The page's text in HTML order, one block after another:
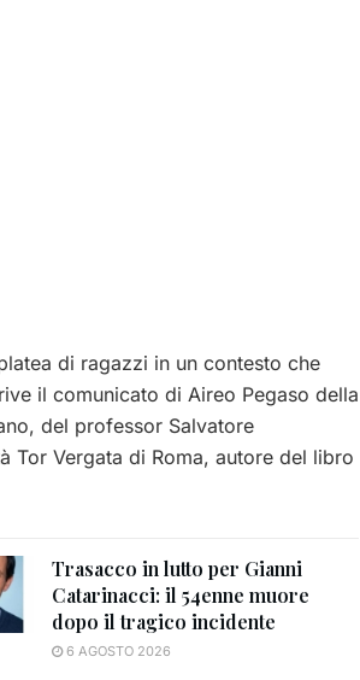
di ragazzi in un contesto che
il comunicato di Aireo Pegaso della
del professor Salvatore
Tor Vergata di Roma, autore del libro
Trasacco in lutto per Gianni
Catarinacci: il 54enne muore
dopo il tragico incidente
6 AGOSTO 2026